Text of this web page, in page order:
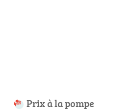
Prix à la pompe